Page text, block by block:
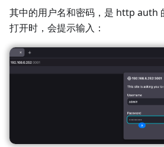
其中的用户名和密码，是 http auth
打开时，会提示输入：